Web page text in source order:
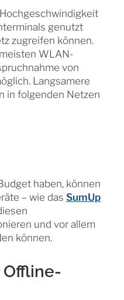
genutzt
zugreifen können.
WLAN-
von
Langsamere
in folgenden Netzen
haben, können
– wie das SumUp
und vor allem
können.